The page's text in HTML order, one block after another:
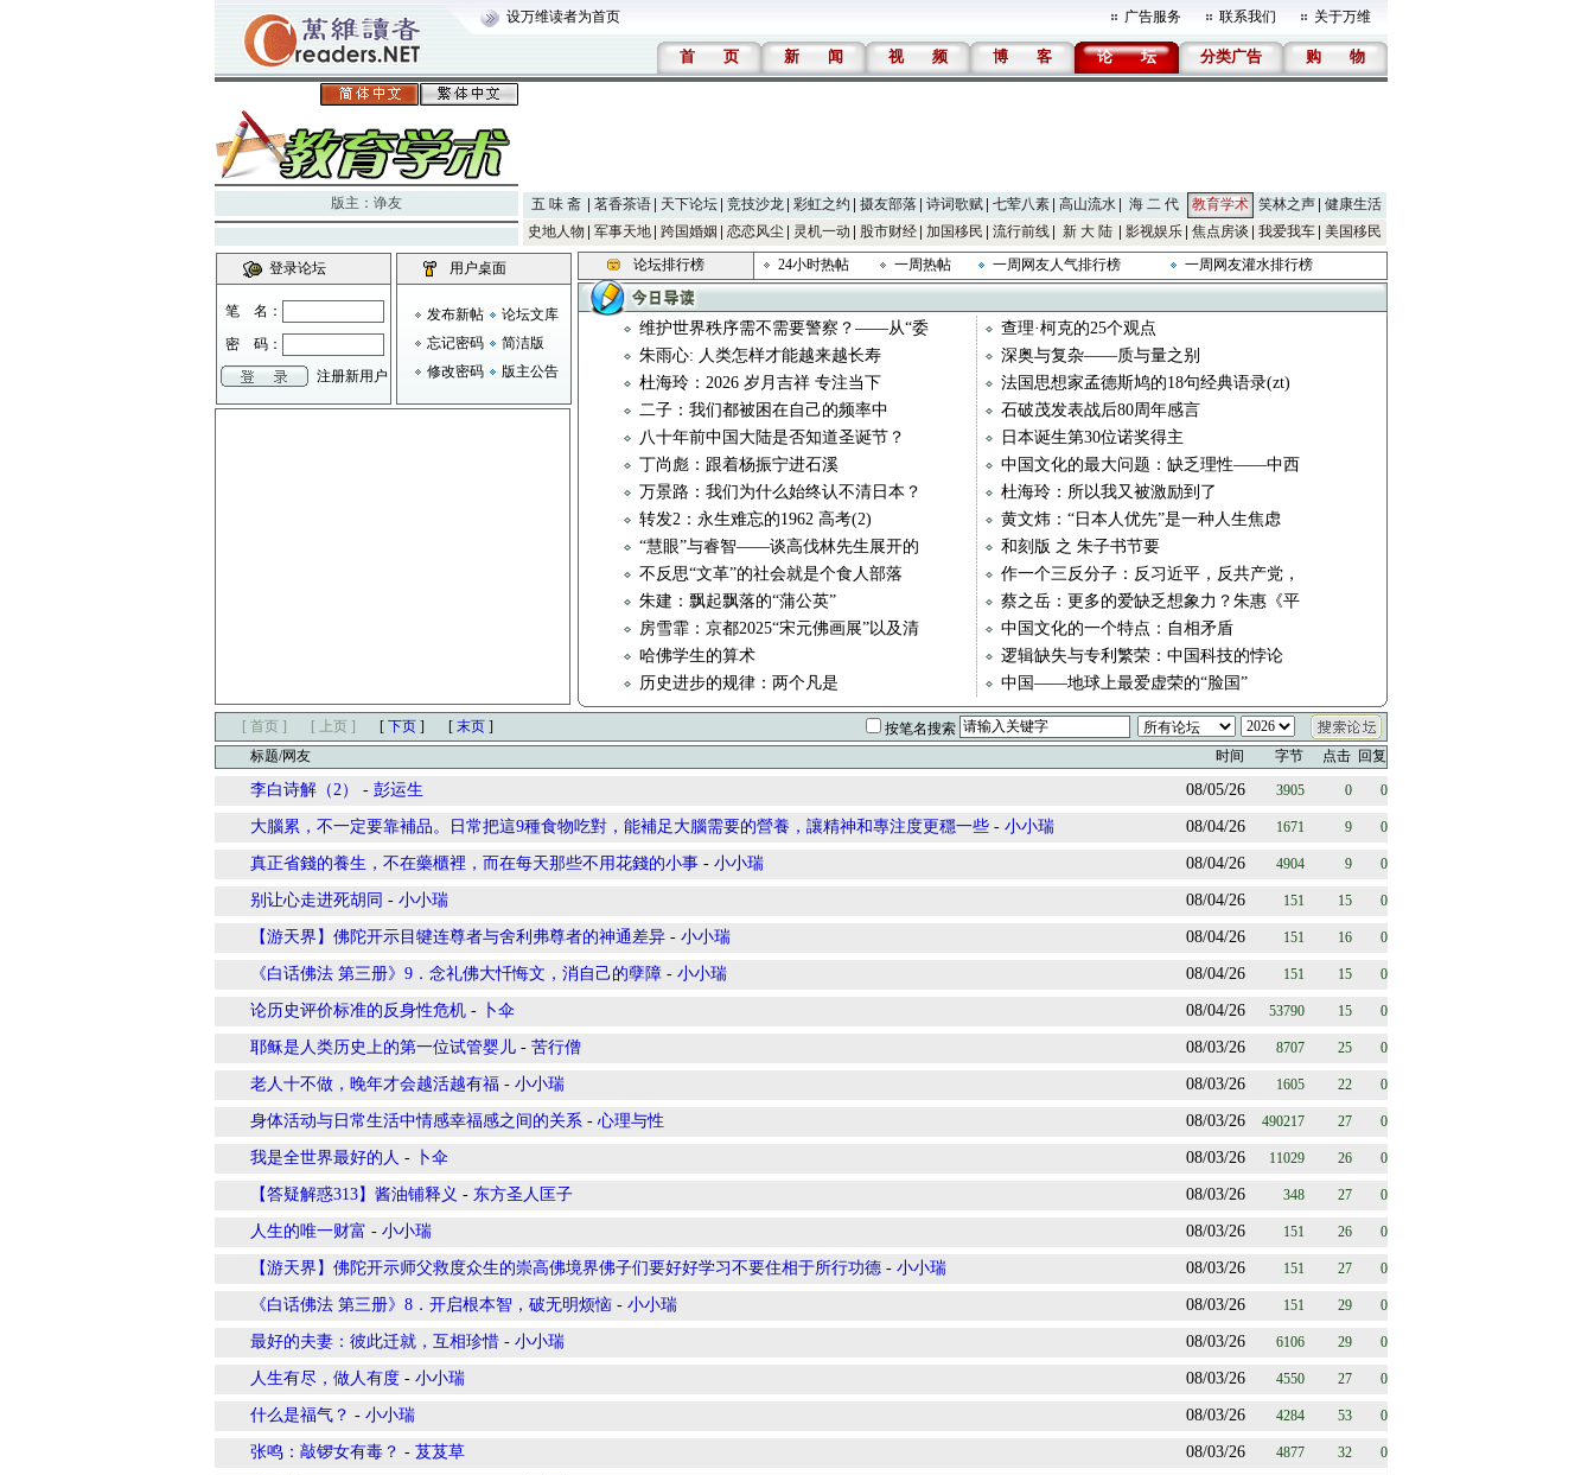
设万维读者为首页 广告服务 联系我们 关于万维
首 页 新 闻 视 频 博 客 论 坛 分类广告 购 物
版主： 诤友 五 味 斋 茗香茶语 天下论坛 竞技沙龙 彩虹之约 摄友部落 诗词歌赋 七荤八素 高山流水 海 二 代 教育学术 笑林之声 健康生活
史地人物
军事天地 跨国婚姻 恋恋风尘 灵机一动 股市财经 加国移民 流行前线 新 大 陆 影视娱乐 焦点房谈 我爱我车 美国移民
登录论坛
笔 名：
密 码：
注册新用户
用户桌面
发布新帖
论坛文库
忘记密码
简洁版
修改密码
版主公告
论坛排行榜 24小时热帖 一周热帖 一周网友人气排行榜 一周网友灌水排行榜
维护世界秩序需不需要警察？——从“委
查理·柯克的25个观点
朱雨心: 人类怎样才能越来越长寿
深奥与复杂——质与量之别
杜海玲：2026 岁月吉祥 专注当下
法国思想家孟德斯鸠的18句经典语录(zt)
二子：我们都被困在自己的频率中
石破茂发表战后80周年感言
八十年前中国大陆是否知道圣诞节？
日本诞生第30位诺奖得主
丁尚彪：跟着杨振宁进石溪
中国文化的最大问题：缺乏理性——中西
万景路：我们为什么始终认不清日本？
杜海玲：所以我又被激励到了
转发2：永生难忘的1962 高考(2)
黄文炜：“日本人优先”是一种人生焦虑
“慧眼”与睿智——谈高伐林先生展开的
和刻版 之 朱子书节要
不反思“文革”的社会就是个食人部落
作一个三反分子：反习近平，反共产党，
朱建：飘起飘落的“蒲公英”
蔡之岳：更多的爱缺乏想象力？朱惠《平
房雪霏：京都2025“宋元佛画展”以及清
中国文化的一个特点：自相矛盾
哈佛学生的算术
逻辑缺失与专利繁荣：中国科技的悖论
历史进步的规律：两个凡是
中国——地球上最爱虚荣的“脸国” 
[ 首页 ] [ 上页 ] [ 下页 ] [ 末页 ]
按笔名搜索
标题/网友
时间 字节 点击 回复
李白诗解（2） - 彭运生 08/05/26 3905 0 0
大腦累，不一定要靠補品。日常把這9種食物吃對，能補足大腦需要的營養，讓精神和專注度更穩一些 - 小小瑞 08/04/26 1671 9 0
真正省錢的養生，不在藥櫃裡，而在每天那些不用花錢的小事 - 小小瑞 08/04/26 4904 9 0
别让心走进死胡同 - 小小瑞 08/04/26 151 15 0
【游天界】佛陀开示目犍连尊者与舍利弗尊者的神通差异 - 小小瑞 08/04/26 151 16 0
《白话佛法 第三册》9．念礼佛大忏悔文，消自己的孽障 - 小小瑞 08/04/26 151 15 0
论历史评价标准的反身性危机 - 卜伞 08/04/26 53790 15 0
耶稣是人类历史上的第一位试管婴儿 - 苦行僧 08/03/26 8707 25 0
老人十不做，晚年才会越活越有福 - 小小瑞 08/03/26 1605 22 0
身体活动与日常生活中情感幸福感之间的关系 - 心理与性 08/03/26 490217 27 0
我是全世界最好的人 - 卜伞 08/03/26 11029 26 0
【答疑解惑313】酱油铺释义 - 东方圣人匡子 08/03/26 348 27 0
人生的唯一财富 - 小小瑞 08/03/26 151 26 0
【游天界】佛陀开示师父救度众生的崇高佛境界佛子们要好好学习不要住相于所行功德 - 小小瑞 08/03/26 151 27 0
《白话佛法 第三册》8．开启根本智，破无明烦恼 - 小小瑞 08/03/26 151 29 0
最好的夫妻：彼此迁就，互相珍惜 - 小小瑞 08/03/26 6106 29 0
人生有尽，做人有度 - 小小瑞 08/03/26 4550 27 0
什么是福气？ - 小小瑞 08/03/26 4284 53 0
张鸣：敲锣女有毒？ - 芨芨草 08/03/26 4877 32 0